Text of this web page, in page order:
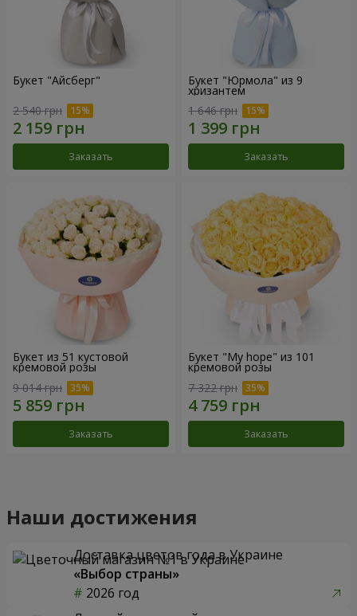
Букет "Айсберг"
2 540 грн
Заказать
Букет "Юрмола" из 9
хризантем
1 646 грн
Заказать
Букет из 51 кустовой
кремовой розы
9 014 грн
Заказать
Букет "My hope" из 101
кремовой розы
7 322 грн
Заказать
Наши достижения
Доставка цветов года в Украине
«Выбор страны»
2026 год